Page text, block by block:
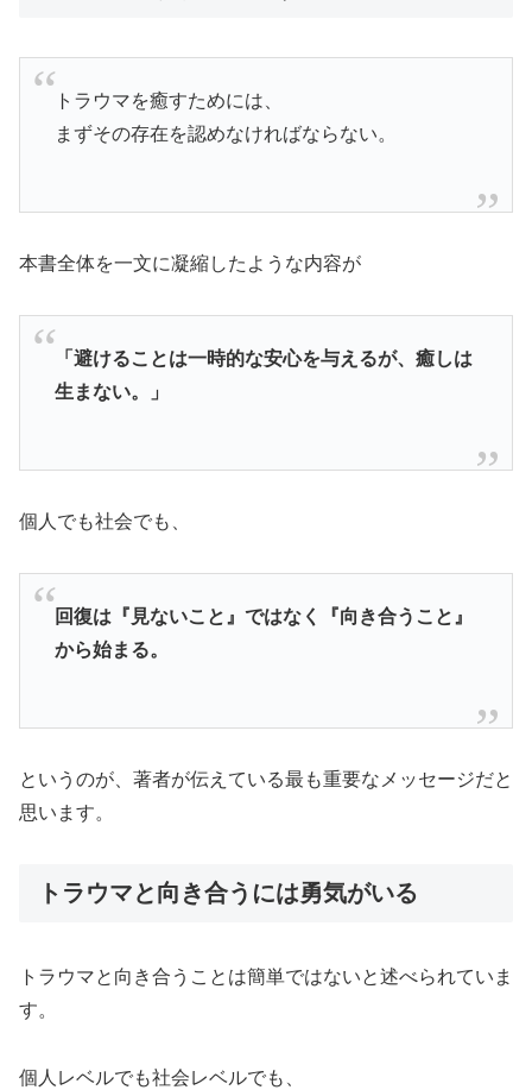
トラウマを癒すためには、
まずその存在を認めなければならない。
本書全体を一文に凝縮したような内容が
「避けることは一時的な安心を与えるが、癒しは
生まない。」
個人でも社会でも、
回復は『見ないこと』ではなく『向き合うこと』
から始まる。
というのが、著者が伝えている最も重要なメッセージだと
思います。
トラウマと向き合うには勇気がいる
トラウマと向き合うことは簡単ではないと述べられていま
す。
個人レベルでも社会レベルでも、